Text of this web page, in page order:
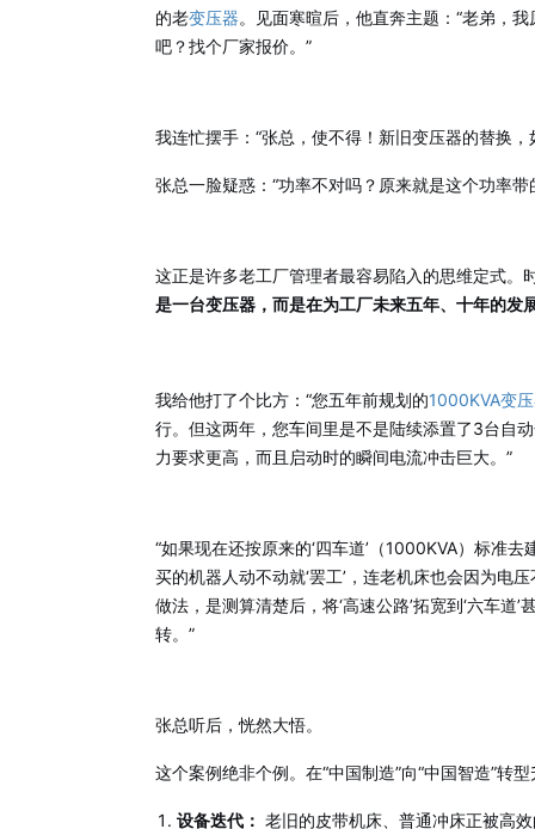
的老变压器。见面寒暄后，他直奔主题：“老弟，
吧？找个厂家报价。”
我连忙摆手：“张总，使不得！新旧变压器的替换
张总一脸疑惑：“功率不对吗？原来就是这个功率带
这正是许多老工厂管理者最容易陷入的思维定式
是一台变压器，而是在为工厂未来五年、十年的发
我给他打了个比方：“您五年前规划的1000KVA变
行。但这两年，您车间里是不是陆续添置了3台自
力要求更高，而且启动时的瞬间电流冲击巨大。”
“如果现在还按原来的‘四车道’（1000KVA）标准
买的机器人动不动就‘罢工’，连老机床也会因为电
做法，是测算清楚后，将‘高速公路’拓宽到‘六车
转。”
张总听后，恍然大悟。
这个案例绝非个例。在“中国制造”向“中国智造”转
设备迭代： 老旧的皮带机床、普通冲床正被高